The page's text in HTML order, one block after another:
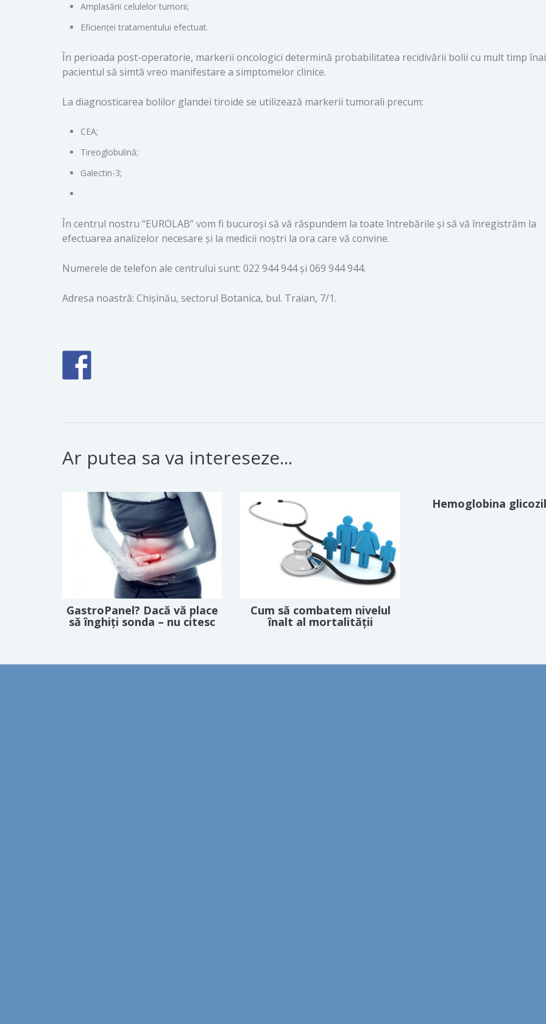
Amplasării celulelor tumorii;
Eficienței tratamentului efectuat.
În perioada post-operatorie, markerii oncologici determină probabilitatea recidivării bolii cu mult timp
pacientul să simtă vreo manifestare a simptomelor clinice.
La diagnosticarea bolilor glandei tiroide se utilizează markerii tumorali precum:
CEA;
Tireoglobulină;
Galectin-3;
În centrul nostru “EUROLAB” vom fi bucuroși să vă răspundem la toate întrebările și să vă înregistrăm la
efectuarea analizelor necesare și la medicii noștri la ora care vă convine.
Numerele de telefon ale centrului sunt: 022 944 944 și 069 944 944.
Adresa noastră: Chișinău, sectorul Botanica, bul. Traian, 7/1.
Ar putea sa va intereseze...
GastroPanel? Dacă vă place
să înghiți sonda – nu citesc
Cum să combatem nivelul
înalt al mortalității
Hemoglobina